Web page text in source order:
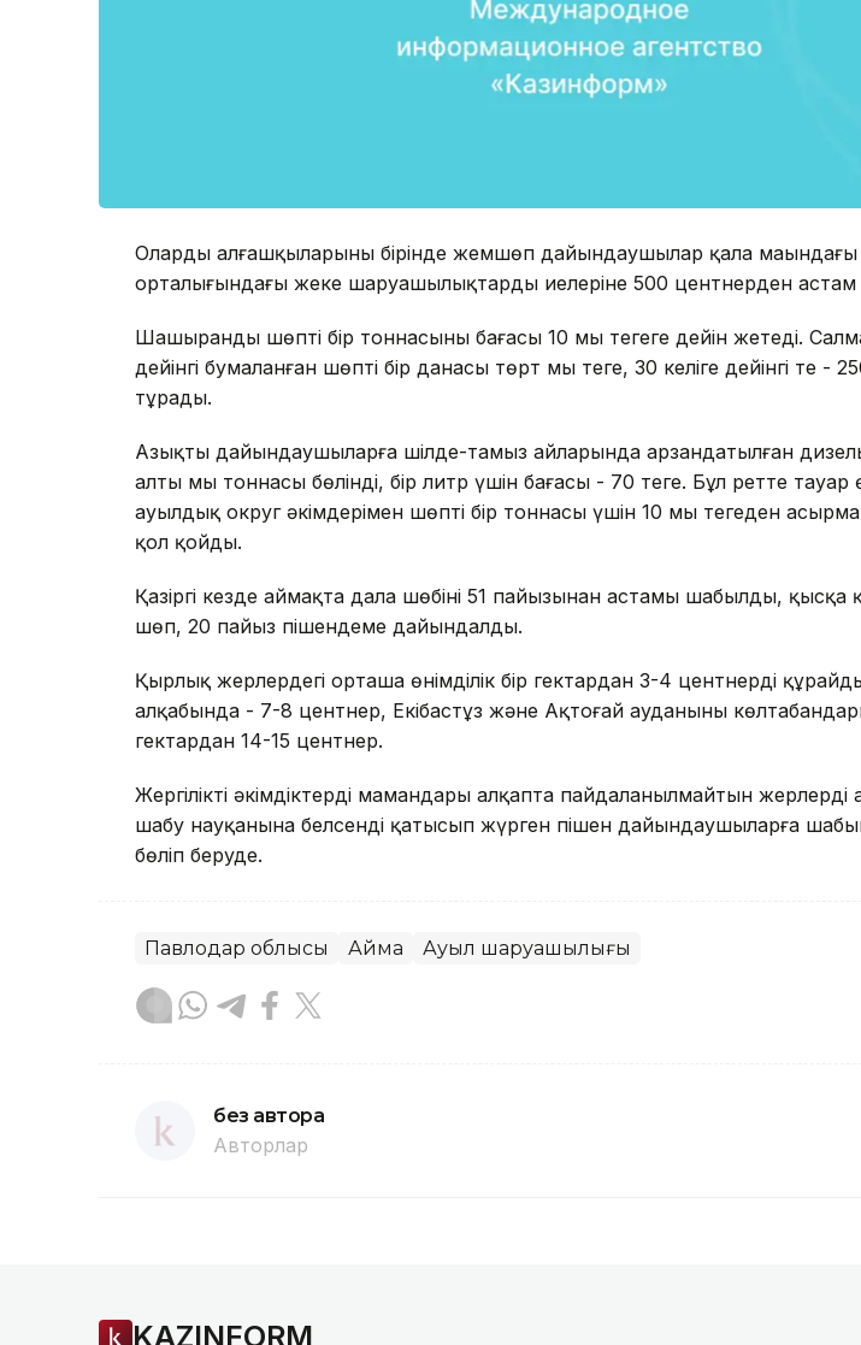
Олардың алғашқыларының бірінде жемшөп дайындаушылар қала
орталығындағы жеке шаруашылықтардың иелеріне 500 центнерден
Шашыранды шөптің бір тоннасының бағасы 10 мың теңгеге дейін жетеді.
дейінгі бумаланған шөптің бір данасы төрт мың теңге, 30 келіге дейінгі тең -
тұрады.
Азықты дайындаушыларға шілде-тамыз айларында арзандатылған
алты мың тоннасы бөлінді, бір литр үшін бағасы - 70 теңге. Бұл ретте тауар
ауылдық округ әкімдерімен шөпті бір тоннасы үшін 10 мың теңгеден
қол қойды.
Қазіргі кезде аймақта дала шөбінің 51 пайызынан астамы шабылды, қысқа
шөп, 20 пайыз пішендеме дайындалды.
Қырлық жерлердегі орташа өнімділік бір гектардан 3-4 центнерді
алқабында - 7-8 центнер, Екібастұз және Ақтоғай ауданының
гектардан 14-15 центнер.
Жергілікті әкімдіктердің мамандары алқапта пайдаланылмайтын
шабу науқанына белсенді қатысып жүрген пішен дайындаушыларға
бөліп беруде.
Павлодар облысы Аймақ Ауыл шаруашылығы
без автора
Авторлар
KAZINFORM